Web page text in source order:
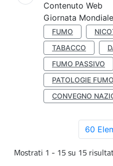
Contenuto Web
Giornata
FUMO
TABACCO
FUMO PASSIVO
PATOLOGIE
CONVEGNO
60
Mostrati 1 - 15 su 15